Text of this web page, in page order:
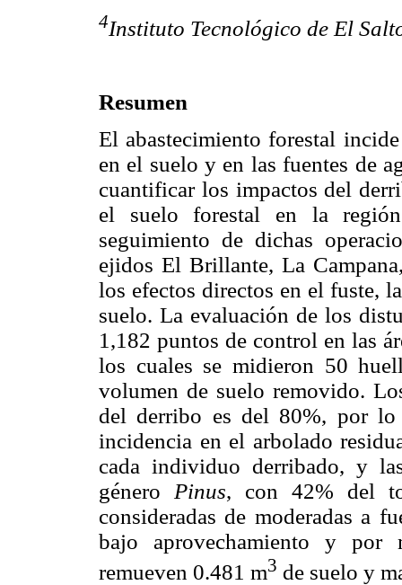
4Instituto Tecnológico de El
Resumen
El abastecimiento forestal
en el suelo y en las fuentes de
cuantificar los impactos del
el suelo forestal en la
seguimiento de dichas
ejidos El Brillante, La
los efectos directos en el fuste,
suelo. La evaluación de los
1,182 puntos de control en las
los cuales se midieron 50
volumen de suelo removido.
del derribo es del 80%, por
incidencia en el arbolado
cada individuo derribado, y
género Pinus, con 42% del
consideradas de moderadas a
bajo aprovechamiento y por
remueven 0.481 m3 de suelo y